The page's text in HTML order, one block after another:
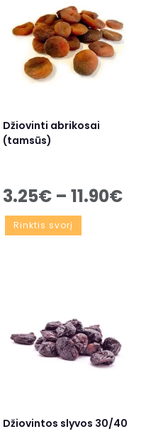
Džiovinti abrikosai
(tamsūs)
3.25€ – 11.90€
Rinktis svorį
Džiovintos slyvos 30/40